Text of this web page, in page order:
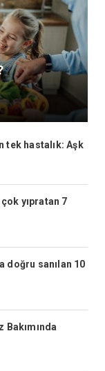
tek hastalık: Aşk
yıpratan 7
doğru sanılan 10
Bakımında